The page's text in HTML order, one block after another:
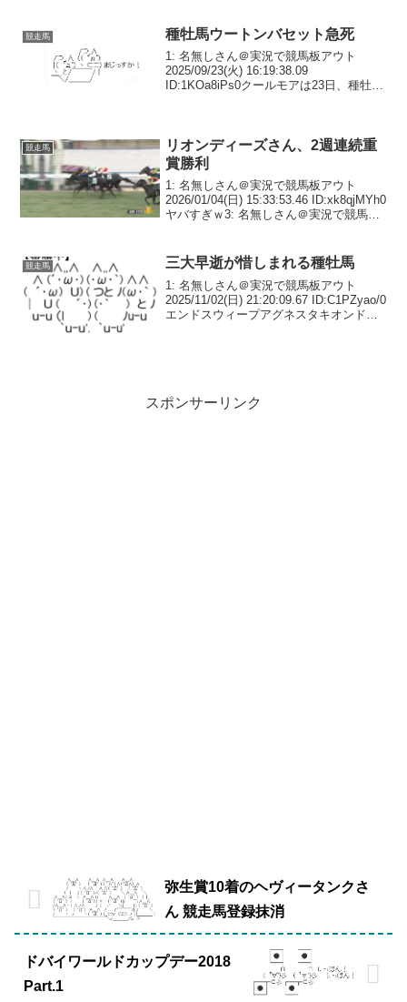
競走馬 種牡馬ウートンバセット急死
1: 名無しさん＠実況で競馬板アウト
2025/09/23(火) 16:19:38.09
ID:1KOa8iPs0クールモアは23日、種牡馬
競走馬
リオンディーズさん、2週連続重
賞勝利
1: 名無しさん＠実況で競馬板アウト
2026/01/04(日) 15:33:53.46 ID:xk8qjMYh0
ヤバすぎｗ3: 名無しさん＠実況で競馬板
競走馬 三大早逝が惜しまれる種牡馬
1: 名無しさん＠実況で競馬板アウト
2025/11/02(日) 21:20:09.67 ID:C1PZyao/0
エンドスウィープアグネスタキオンドゥ
スポンサーリンク
弥生賞10着のヘヴィータンクさ
ん 競走馬登録抹消
ドバイワールドカップデー2018
Part.1